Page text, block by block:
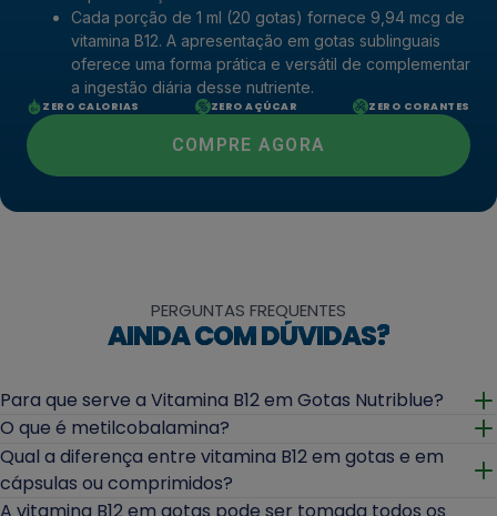
Cada porção de 1 ml (20 gotas) fornece 9,94 mcg de
vitamina B12. A apresentação em gotas sublinguais
oferece uma forma prática e versátil de complementar
a ingestão diária desse nutriente.
ZERO CALORIAS ZERO AÇÚCAR ZERO CORANTES
COMPRE AGORA
PERGUNTAS FREQUENTES
AINDA COM DÚVIDAS?
Para que serve a Vitamina B12 em Gotas Nutriblue?
Abrir
O que é metilcobalamina?
Abrir
Qual a diferença entre vitamina B12 em gotas e em
cápsulas ou comprimidos?
Abrir
A vitamina B12 em gotas pode ser tomada todos os